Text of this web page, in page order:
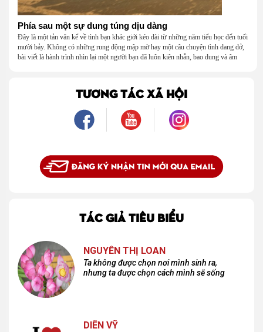
Phía sau một sự dung túng dịu dàng
Đây là một tản văn kể về tình bạn khác giới kéo dài từ những năm tiểu học đến tuổi
mười bảy. Không có những rung động mập mờ hay một câu chuyện tình dang dở,
bài viết là hành trình nhìn lại một người bạn đã luôn kiên nhẫn, bao dung và âm
là một mối tình, mà là một người luôn cho tôi quyền được là chính mình.
TƯƠNG TÁC XÃ HỘI
TÁC GIẢ TIÊU BIỂU
NGUYỄN THỊ LOAN
Ta không được chọn nơi mình sinh ra,
nhưng ta được chọn cách mình sẽ sống
DIÊN VỸ